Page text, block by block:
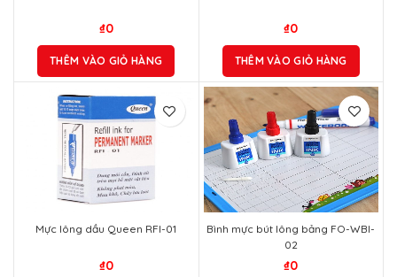
₫0
THÊM VÀO GIỎ HÀNG
₫0
THÊM VÀO GIỎ HÀNG
Mực lông dầu Queen RFI-01
₫0
Bình mực bút lông bảng FO-WBI-
02
₫0